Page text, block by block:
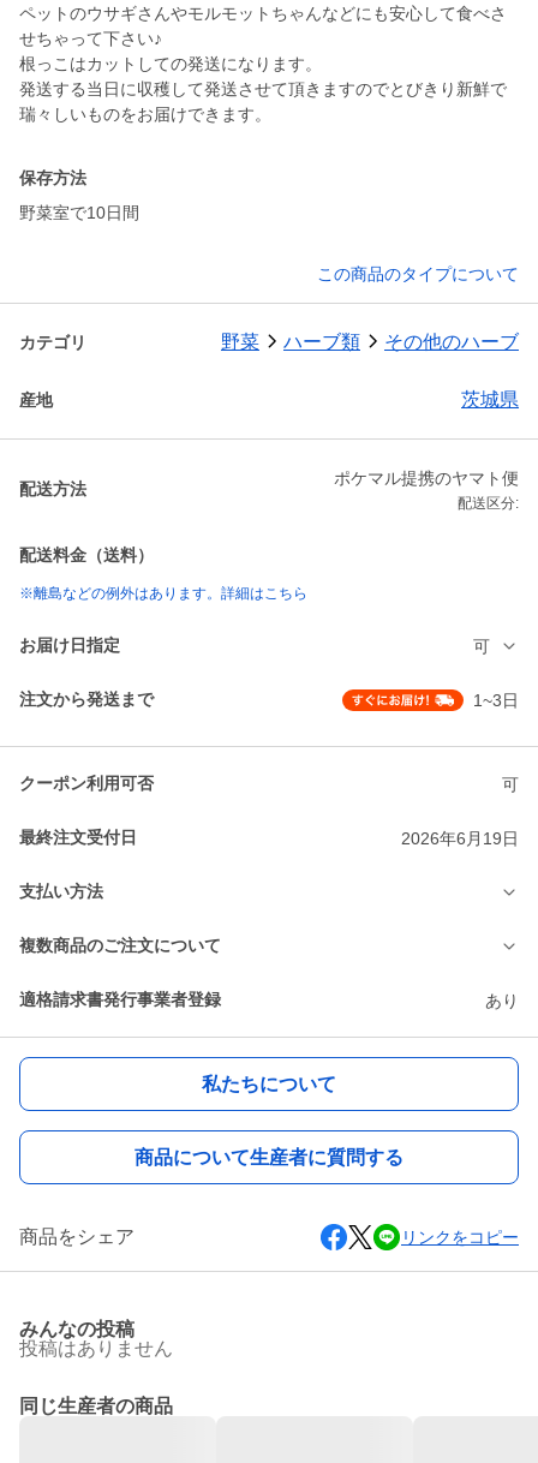
ペットのウサギさんやモルモットちゃんなどにも安心して食べさ
せちゃって下さい♪
根っこはカットしての発送になります。
発送する当日に収穫して発送させて頂きますのでとびきり新鮮で
保存方法
野菜室で10日間
この商品のタイプについて
カテゴリ 野菜 ハーブ類 その他のハーブ
産地 茨城県
配送方法
ポケマル提携のヤマト便
配送区分:
配送料金（送料）
※離島などの例外はあります。詳細はこちら
お届け日指定 可
注文から発送まで 1~3日
クーポン利用可否 可
最終注文受付日 2026年6月19日
支払い方法
複数商品のご注文について
適格請求書発行事業者登録 あり
私たちについて
商品について生産者に質問する
商品をシェア リンクをコピー
みんなの投稿
投稿はありません
同じ生産者の商品